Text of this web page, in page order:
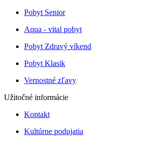
Pobyt Senior
Aqua - vital pobyt
Pobyt Zdravý víkend
Pobyt Klasik
Vernostné zľavy
Užitočné informácie
Kontakt
Kultúrne podujatia